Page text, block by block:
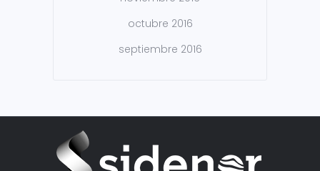
octubre 2016
septiembre 2016